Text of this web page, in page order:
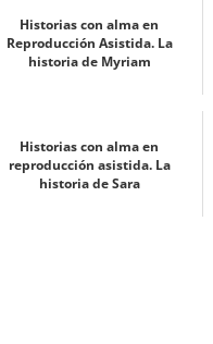
Historias con alma en
Reproducción Asistida. La
historia de Myriam
Historias con alma en
reproducción asistida. La
historia de Sara